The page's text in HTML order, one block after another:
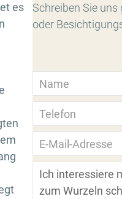
es
Schreiben Sie
oder